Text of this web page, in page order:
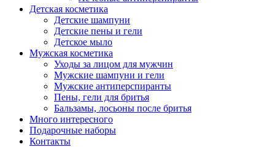
Детская косметика
Детские шампуни
Детские пены и гели
Детское мыло
Мужская косметика
Уходы за лицом для мужчин
Мужские шампуни и гели
Мужские антиперспиранты
Пены, гели для бритья
Бальзамы, лосьоны после бритья
Много интересного
Подарочные наборы
Контакты